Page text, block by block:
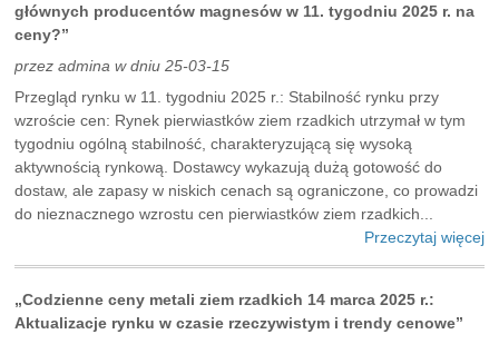
głównych producentów magnesów w 11. tygodniu 2025 r. na
ceny?”
przez admina w dniu 25-03-15
Przegląd rynku w 11. tygodniu 2025 r.: Stabilność rynku przy
wzroście cen: Rynek pierwiastków ziem rzadkich utrzymał w tym
tygodniu ogólną stabilność, charakteryzującą się wysoką
aktywnością rynkową. Dostawcy wykazują dużą gotowość do
dostaw, ale zapasy w niskich cenach są ograniczone, co prowadzi
do nieznacznego wzrostu cen pierwiastków ziem rzadkich...
Przeczytaj więcej
„Codzienne ceny metali ziem rzadkich 14 marca 2025 r.:
Aktualizacje rynku w czasie rzeczywistym i trendy cenowe”